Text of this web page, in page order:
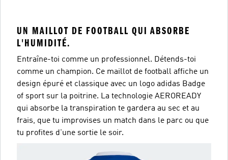
UN MAILLOT DE FOOTBALL QUI ABSORBE
L'HUMIDITÉ.
Entraîne-toi comme un professionnel. Détends-toi
comme un champion. Ce maillot de football affiche un
design épuré et classique avec un logo adidas Badge
of sport sur la poitrine. La technologie AEROREADY
qui absorbe la transpiration te gardera au sec et au
frais, que tu improvises un match dans le parc ou que
tu profites d'une sortie le soir.